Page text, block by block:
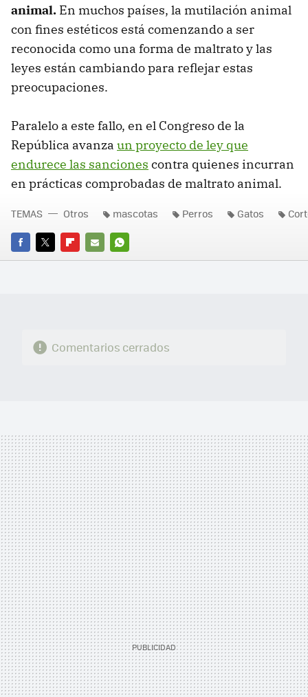
animal. En muchos países, la mutilación animal
con fines estéticos está comenzando a ser
reconocida como una forma de maltrato y las
leyes están cambiando para reflejar estas
preocupaciones.
Paralelo a este fallo, en el Congreso de la
República avanza un proyecto de ley que
endurece las sanciones contra quienes incurran
en prácticas comprobadas de maltrato animal.
FACEBOOK
TWITTERFLIPBOARD
E-
WHATSAPP
TEMAS Otros mascotas Perros Gatos
Comentarios cerrados